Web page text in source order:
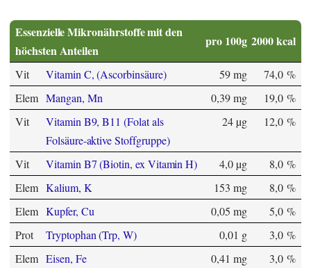
Essenzielle Mikronährstoffe mit den
höchsten Anteilen
pro 100g 2000 kcal
Vit Vitamin C, (Ascorbinsäure) 59 mg
74,0 %
Elem Mangan, Mn 0,39 mg
19,0 %
Vit
Vitamin B9, B11 (Folat als
Folsäure-aktive Stoffgruppe)
24 µg 12,0 %
Vit Vitamin B7 (Biotin, ex Vitamin H) 4,0 µg
8,0 %
Elem Kalium, K 153 mg
8,0 %
Elem Kupfer, Cu 0,05 mg
5,0 %
Prot
Tryptophan (Trp, W) 0,01 g
3,0 %
Elem Eisen, Fe 0,41 mg
3,0 %